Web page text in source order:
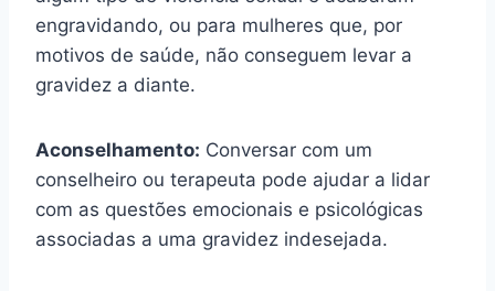
engravidando, ou para mulheres que, por
motivos de saúde, não conseguem levar a
gravidez a diante.
Aconselhamento: Conversar com um
conselheiro ou terapeuta pode ajudar a lidar
com as questões emocionais e psicológicas
associadas a uma gravidez indesejada.